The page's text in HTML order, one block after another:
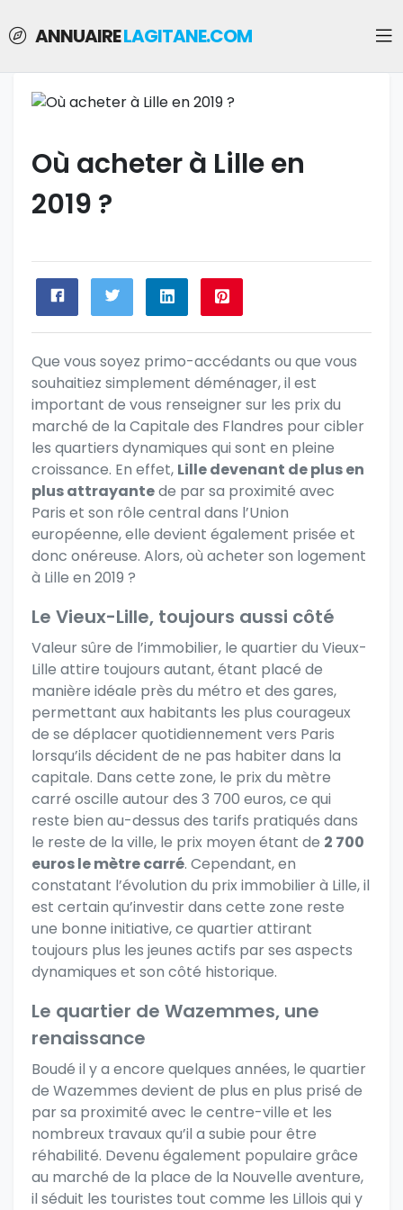
ANNUAIRELAGITANE.COM
Où acheter à Lille en
2019 ?
Que vous soyez primo-accédants ou que vous
souhaitiez simplement déménager, il est
important de vous renseigner sur les prix du
marché de la Capitale des Flandres pour cibler
les quartiers dynamiques qui sont en pleine
croissance. En effet, Lille devenant de plus en
plus attrayantede par sa proximité avec
Paris et son rôle central dans l’Union
européenne, elle devient également prisée et
donc onéreuse. Alors, où acheter son logement
à Lille en 2019 ?
Le Vieux-Lille, toujours aussi côté
Valeur sûre de l’immobilier, le quartier du Vieux-
Lille attire toujours autant, étant placé de
manière idéale près du métro et des gares,
permettant aux habitants les plus courageux
de se déplacer quotidiennement vers Paris
lorsqu’ils décident de ne pas habiter dans la
capitale. Dans cette zone, le prix du mètre
carré oscille autour des 3 700 euros, ce qui
reste bien au-dessus des tarifs pratiqués dans
le reste de la ville, le prix moyen étant de 2 700
euros le mètre carré. Cependant,en
constatant l’évolution du prix immobilier à Lille, il
est certain qu’investir dans cette zone reste
une bonne initiative, ce quartier attirant
toujours plus les jeunes actifs par ses aspects
dynamiques et son côté historique.
Le quartier de Wazemmes, une
renaissance
Boudé il y a encore quelques années, le quartier
de Wazemmes devient de plus en plus prisé de
par sa proximité avec le centre-ville et les
nombreux travaux qu’il a subie pour être
réhabilité. Devenu également populaire grâce
au marché de la place de la Nouvelle aventure,
il séduit les touristes tout comme les Lillois qui y